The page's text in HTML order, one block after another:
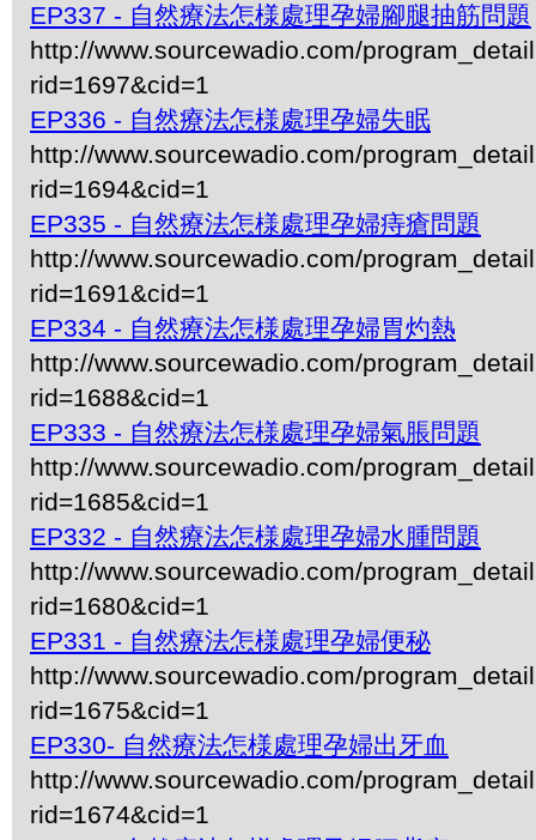
EP337 - 自然療法怎様處理孕婦腳腿抽筋問題
http://www.sourcewadio.com/
rid=1697&cid=1
EP336 - 自然療法怎様處理孕婦失眠
http://www.sourcewadio.com/
rid=1694&cid=1
EP335 - 自然療法怎様處理孕婦痔瘡問題
http://www.sourcewadio.com/
rid=1691&cid=1
EP334 - 自然療法怎様處理孕婦胃灼熱
http://www.sourcewadio.com/
rid=1688&cid=1
EP333 - 自然療法怎様處理孕婦氣脹問題
http://www.sourcewadio.com/
rid=1685&cid=1
EP332 - 自然療法怎様處理孕婦水腫問題
http://www.sourcewadio.com/
rid=1680&cid=1
EP331 - 自然療法怎様處理孕婦便秘
http://www.sourcewadio.com/
rid=1675&cid=1
EP330- 自然療法怎様處理孕婦出牙血
http://www.sourcewadio.com/
rid=1674&cid=1